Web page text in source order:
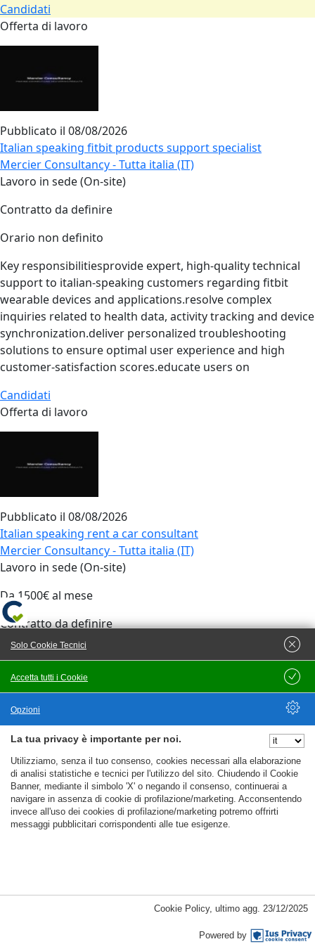
Candidati
Offerta di lavoro
Pubblicato il 08/08/2026
Italian speaking fitbit products support specialist
Mercier Consultancy - Tutta italia (IT)
Lavoro in sede (On-site)
Contratto da definire
Orario non definito
Key responsibilitiesprovide expert, high‑quality technical
support to italian‑speaking customers regarding fitbit
wearable devices and applications.resolve complex
inquiries related to health data, activity tracking and device
synchronization.deliver personalized troubleshooting
solutions to ensure optimal user experience and high
customer‑satisfaction scores.educate users on
Candidati
Offerta di lavoro
Pubblicato il 08/08/2026
Italian speaking rent a car consultant
Mercier Consultancy - Tutta italia (IT)
Lavoro in sede (On-site)
Da 1500€ al mese
Contratto da definire
Orario non definito
Key responsibilitiesgestire le prenotazioni end‑to‑end per
clienti italiani nel settore del noleggio auto.fornire
consulenza su opzioni veicolari, pacchetti assicurativi e
itinerari di viaggio.risolvere richieste complesse relative a
contratti di noleggio, fatturazione e disponibilità dei
veicoli.mantenere alti livelli di soddisfazione cliente
Candidati
Offerta di lavoro
Italian speaking player support specialist
La tua privacy è importante per noi.
Utilizziamo, senza il tuo consenso, cookies necessari alla elaborazione
di analisi statistiche e tecnici per l'utilizzo del sito. Chiudendo il Cookie
Banner, mediante il simbolo 'X' o negando il consenso, continuerai a
navigare in assenza di cookie di profilazione/marketing. Acconsentendo
invece all'uso dei cookies di profilazione/marketing potremo offrirti
messaggi pubblicitari corrispondenti alle tue esigenze.
Accetta tutti i Cookie
Solo Cookie Tecnici
Salva
Opzioni
Nascondi Opzioni
Cookie Policy, ultimo agg. 23/12/2025
Powered by